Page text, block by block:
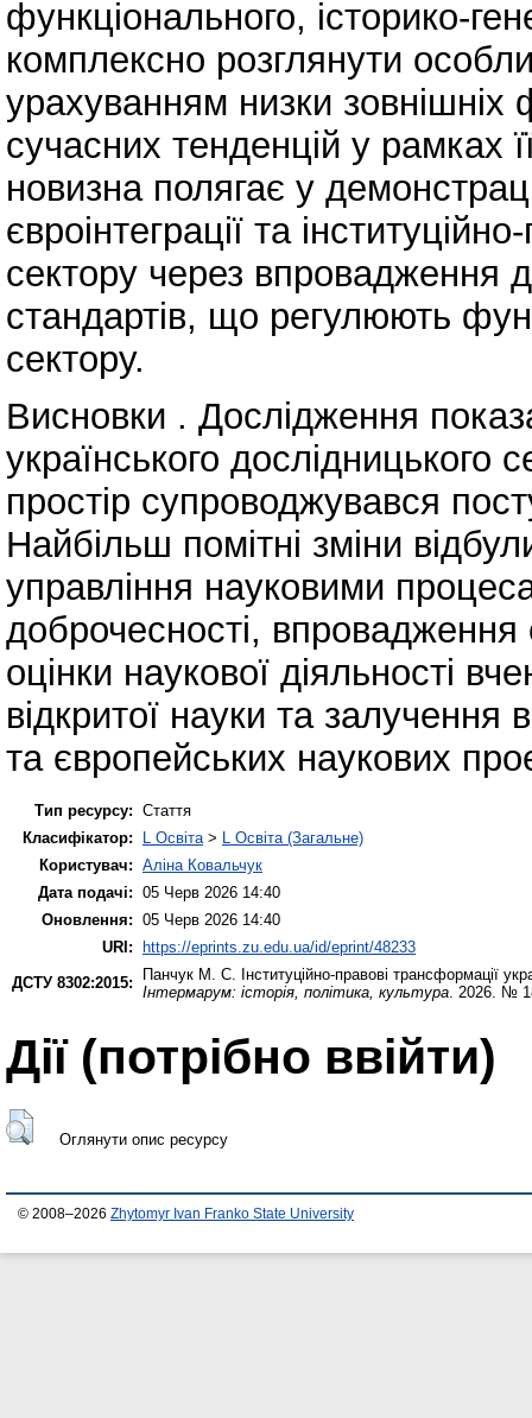
функціонального, історико-
комплексно розглянути
урахуванням низки зовнішніх
сучасних тенденцій у рамках
новизна полягає у
євроінтеграції та
сектору через впровадження
стандартів, що регулюють
сектору.
Висновки . Дослідження
українського
простір супроводжувався
Найбільш помітні зміни
управління науковими
доброчесності, впровадження
оцінки наукової діяльності
відкритої науки та залучення
та європейських наукових
Тип ресурсу: Стаття
Класифікатор:
L Освіта> L Освіта (Загальне)
Користувач: Аліна Ковальчук
Дата подачі: 05 Черв 2026 14:40
Оновлення: 05 Черв 2026 14:40
URI:
https://eprints.zu.edu.ua/id/eprint/48233
ДСТУ 8302:2015:
Панчук М. С. Інституційно-правові трансформації
Інтермарум: історія, політика, культура. 2026. №
Дії ​​(потрібно ввійти)
Оглянути опис ресурсу
© 2008–2026 Zhytomyr Ivan Franko State University